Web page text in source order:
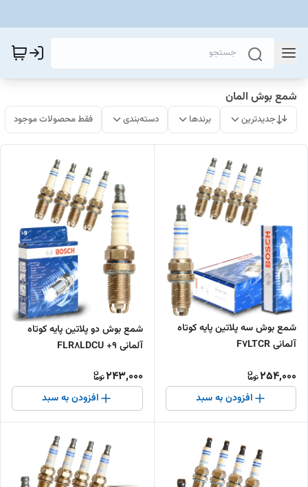
شمع بوش المان
جدیدترین برندها دسته‌بندی فقط محصولات موجود
شمع بوش سه پلاتین پایه کوتاه
آلمانی F7LTCR
254,000
افزودن به سبد
شمع بوش دو پلاتین پایه کوتاه
آلمانی FLR8LDCU +9
243,000
افزودن به سبد